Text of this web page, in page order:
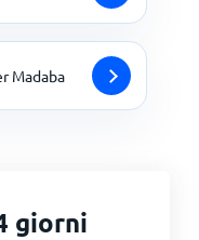
Madaba
giorni